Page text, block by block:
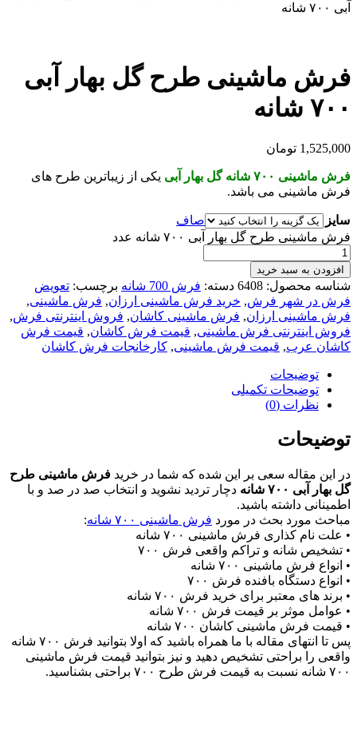
آبی ۷۰۰ شانه
فرش ماشینی طرح گل بهار آبی
۷۰۰ شانه
1,525,000 تومان
فرش ماشینی ۷۰۰ شانه گل بهار آبی
یکی از زیباترین طرح های
فرش ماشینی می باشد.
سایز
صاف
فرش ماشینی طرح گل بهار آبی ۷۰۰ شانه عدد
افزودن به سبد خرید
شناسه محصول: 6408 دسته: فرش 700 شانه برچسب: تعویض
فرش در شهر فرش, خرید فرش ماشینی ارزان, فرش ماشینی,
فرش ماشینی ارزان, فرش ماشینی کاشان, فروش اینترنتی فرش,
فروش اینترنتی فرش ماشینی, قیمت فرش کاشان, قیمت فرش
کاشان عرب, قیمت فرش ماشینی, کارخانجات فرش کاشان
توضیحات
توضیحات تکمیلی
نظرات (0)
توضیحات
در این مقاله سعی بر این شده که شما در خرید فرش ماشینی طرح
گل بهار آبی ۷۰۰ شانه
دچار تردید نشوید و انتخاب صد در صد و با
اطمینانی داشته باشید.
مباحث مورد بحث در مورد فرش ماشینی ۷۰۰ شانه
:
• علت نام کذاری فرش ماشینی ۷۰۰ شانه
• تشخیص شانه و تراکم واقعی فرش ۷۰۰
• انواع فرش ماشینی ۷۰۰ شانه
• انواع دستگاه بافنده فرش ۷۰۰
• برند های معتبر برای خرید فرش ۷۰۰ شانه
• عوامل موثر بر قیمت فرش ۷۰۰ شانه
• قیمت فرش ماشینی کاشان ۷۰۰ شانه
پس تا انتهای مقاله با ما همراه باشید که اولا بتوانید فرش ۷۰۰ شانه
واقعی را براحتی تشخیص دهید و نیز بتوانید قیمت فرش ماشینی
۷۰۰ شانه نسبت به قیمت فرش طرح ۷۰۰ براحتی بشناسید.